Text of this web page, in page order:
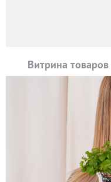
Витрина товаров